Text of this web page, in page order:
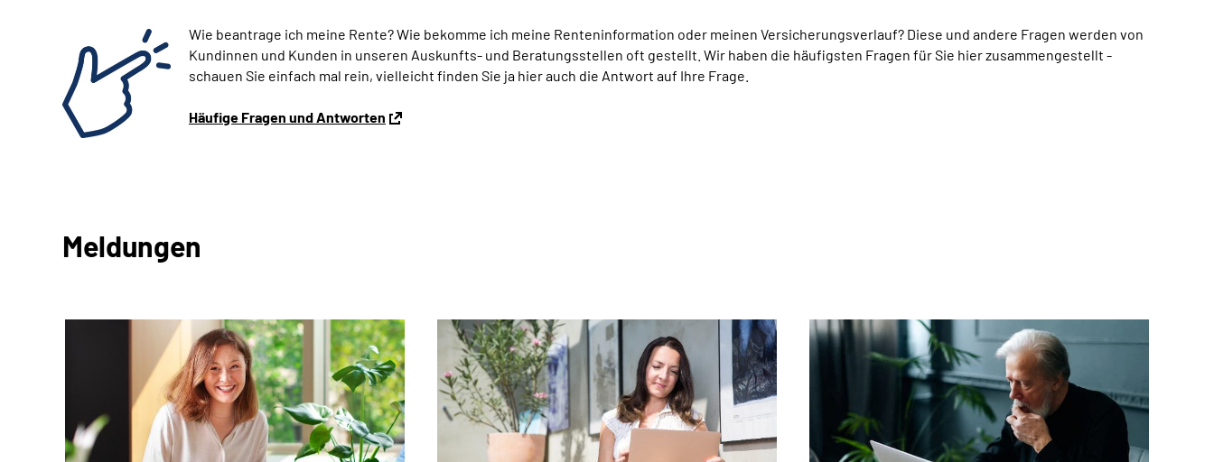
Wie beantrage ich meine Rente? Wie bekomme ich meine Renteninformation oder meinen Versicherungsverlauf? Diese und andere Fragen werden von
Kundinnen und Kunden in unseren Auskunfts- und Beratungsstellen oft gestellt. Wir haben die häufigsten Fragen für Sie hier zusammengestellt -
schauen Sie einfach mal rein, vielleicht finden Sie ja hier auch die Antwort auf Ihre Frage.
Häufige Fragen und Antworten
Meldungen